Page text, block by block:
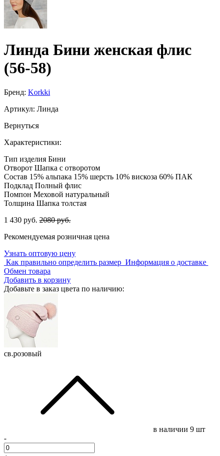
Линда Бини женская флис
(56-58)
Бренд: Korkki
Артикул: Линда
Вернуться
Характеристики:
Тип изделия Бини
Отворот Шапка с отворотом
Состав 15% альпака 15% шерсть 10% вискоза 60% ПАК
Подклад Полный флис
Помпон Меховой натуральный
Толщина Шапка толстая
1 430 руб. 2080 руб.
Рекомендуемая розничная цена
Узнать оптовую цену
Как правильно определить размер Информация о доставке
Обмен товара
Добавить в корзину
Добавьте в заказ цвета по наличию:
св.розовый
в наличии 9 шт
-